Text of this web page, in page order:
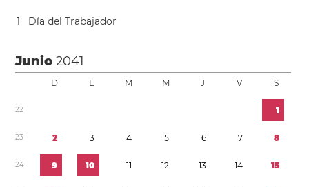
1 Día del Trabajador
Junio2041
D L M M J V S
22 1
23 2 3 4 5 6 7 8
24 9 10 11 12 13 14 15